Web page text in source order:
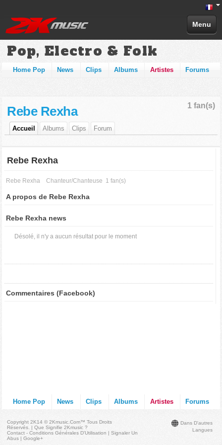
Menu
Pop, Electro & Folk
Home Pop News Clips Albums Artistes Forums
1 fan(s)
Rebe Rexha
Accueil Albums Clips Forum
Rebe Rexha
Rebe Rexha Chanteur/Chanteuse 1 fan(s)
A propos de Rebe Rexha
Rebe Rexha news
Désolé, il n'y a aucun résultat pour le moment
Commentaires (Facebook)
Home Pop News Clips Albums Artistes Forums
Dans D'autres
Langues
Copyright 2K14 © 2Kmusic.com™Tous Droits
Réservés . |Que Signifie 2Kmusic ?
Contact - Conditions Générales D'Utilisation |Signaler Un
Abus |Google+